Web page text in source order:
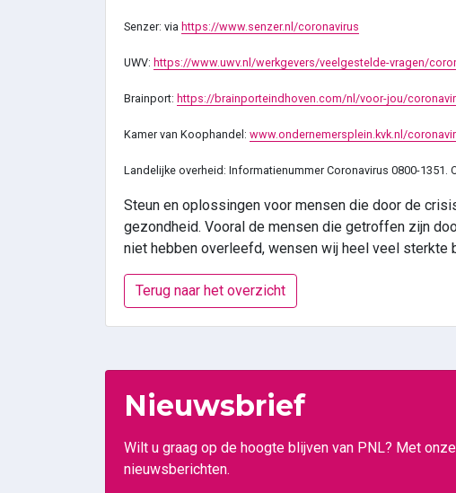
Senzer: via https://www.senzer.nl/coronavirus
UWV: https://www.uwv.nl/werkgevers/veelgestelde-vragen/
Brainport: https://brainporteindhoven.com/nl/voor-jou/
Kamer van Koophandel: www.ondernemersplein.kvk.nl/
Landelijke overheid: Informatienummer Coronavirus 0800-1351.
Steun en oplossingen voor mensen die door de
gezondheid. Vooral de mensen die getroffen zijn
niet hebben overleefd, wensen wij heel veel sterkte
Terug naar het overzicht
Nieuwsbrief
Wilt u graag op de hoogte blijven van PNL? Met
nieuwsberichten.